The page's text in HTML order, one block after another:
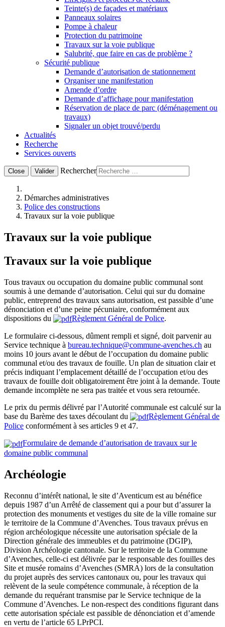
Teinte(s) de façades et matériaux
Panneaux solaires
Pompe à chaleur
Protection du patrimoine
Travaux sur la voie publique
Salubrité, que faire en cas de problème ?
Sécurité publique
Demande d’autorisation de stationnement
Organiser une manifestation
Amende d’ordre
Demande d’affichage pour manifestation
Réservation de place de parc (déménagement ou
travaux)
Signaler un objet trouvé/perdu
Actualités
Recherche
Services ouverts
Close Valider Rechercher
Démarches administratives
Police des constructions
Travaux sur la voie publique
Travaux sur la voie publique
Travaux sur la voie publique
Tous travaux ou occupation du domaine public communal sont
soumis à une demande d’autorisation. Celui qui sur du domaine
public, entreprend des travaux sans autorisation, est passible d’une
dénonciation et d’une peine pécuniaire, conformément aux
dispositions du
Règlement Général de Police.
Le formulaire ci-dessous, dûment rempli et signé, doit parvenir au
Service technique à bureau.technique@commune-avenches.ch au
moins 10 jours avant le début de l’occupation du domaine public
communal et/ou des travaux de fouille. Un plan de situation clair et
précis indiquant l’emplacement détaillé de l’occupation et/ou des
travaux de fouille doit obligatoirement être joint à la demande. Toute
demande incomplète ne sera pas traitée et vous sera retournée.
Le prix du permis délivré par l’Autorité communale est calculé sur la
base du Barème des taxes découlant du
Règlement Général de
Police conformément à ses articles 9 et 47.
Formulaire de demande d’autorisation de travaux sur le
domaine public communal
Archéologie
Reconnu d’intérêt national, le site d’Aventicum est au bénéfice
depuis 1987 d’un Arrêté de classement qui a pour but d’assurer la
protection des monuments et vestiges du site de la ville romaine sur
le territoire de la Commune d’Avenches. Tous travaux prévus en
région archéologique nécessite une autorisation spéciale de la
Direction générale des immeubles et du patrimoine (DGIP),
Division Archéologie cantonale. Sur le territoire de la Commune
d’Avenches, celle-ci est délivrée par le responsable des fouilles des
Site et musée romains d’Avenches (SMRA) lors de la consultation
du projet auprès des services cantonaux ou, pour les travaux qui
relèvent de la seule compétence communale, à réception de la
demande du requérant transmise par le Service technique de la
Commune d’Avenches. Le non-respect des conditions figurant dans
cette autorisation spéciale est passible de dénonciation et d’amende
en vertu de l’article 65 LPrPCI.